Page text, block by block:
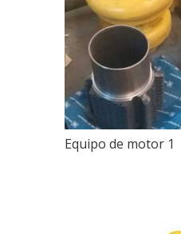
Equipo de motor 1